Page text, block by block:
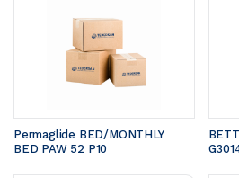
Permaglide BED/MONTHLY
BED PAW 52 P10